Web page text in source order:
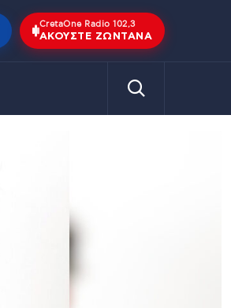
CretaOne Radio 102,3
ΑΚΟΎΣΤΕ ΖΩΝΤΑΝΆ